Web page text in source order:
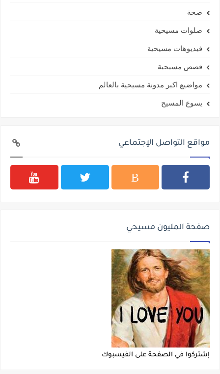
صحة
صلوات مسيحية
فيديوهات مسيحية
قصص مسيحية
مواضيع اكبر مدونة مسيحية بالعالم
يسوع المسيح
مواقع التواصل الإجتماعي
صفحة المليون مسيحي
إشتركوا في الصفحة على الفيسبوك